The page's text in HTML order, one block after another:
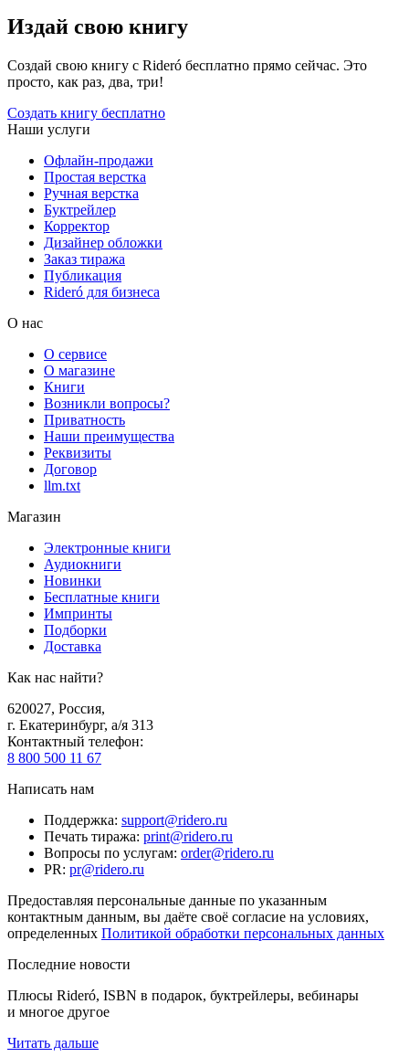
Издай свою книгу
Создай свою книгу с Rideró бесплатно прямо сейчас. Это
просто, как раз, два, три!
Создать книгу бесплатно
Наши услуги
Офлайн-продажи
Простая верстка
Ручная верстка
Буктрейлер
Корректор
Дизайнер обложки
Заказ тиража
Публикация
Rideró для бизнеса
О нас
О сервисе
О магазине
Книги
Возникли вопросы?
Приватность
Наши преимущества
Реквизиты
Договор
llm.txt
Магазин
Электронные книги
Аудиокниги
Новинки
Бесплатные книги
Импринты
Подборки
Доставка
Как нас найти?
620027, Россия,
г. Екатеринбург, а/я 313
Контактный телефон:
8 800 500 11 67
Написать нам
Поддержка: support@ridero.ru
Печать тиража: print@ridero.ru
Вопросы по услугам: order@ridero.ru
PR: pr@ridero.ru
Предоставляя персональные данные по указанным
контактным данным, вы даёте своё согласие на условиях,
определенных Политикой обработки персональных данных
Последние новости
Плюсы Rideró, ISBN в подарок, буктрейлеры, вебинары
и многое другое
Читать дальше